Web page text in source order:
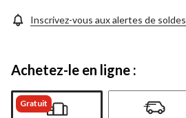
Inscrivez-vous aux alertes de soldes
Achetez-le en ligne :
Gratuit